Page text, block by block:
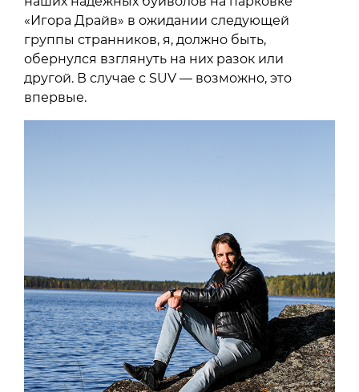
«Игора Драйв» в ожидании следующей
группы странников, я, должно быть,
обернулся взглянуть на них разок или
другой. В случае с SUV — возможно, это
впервые.